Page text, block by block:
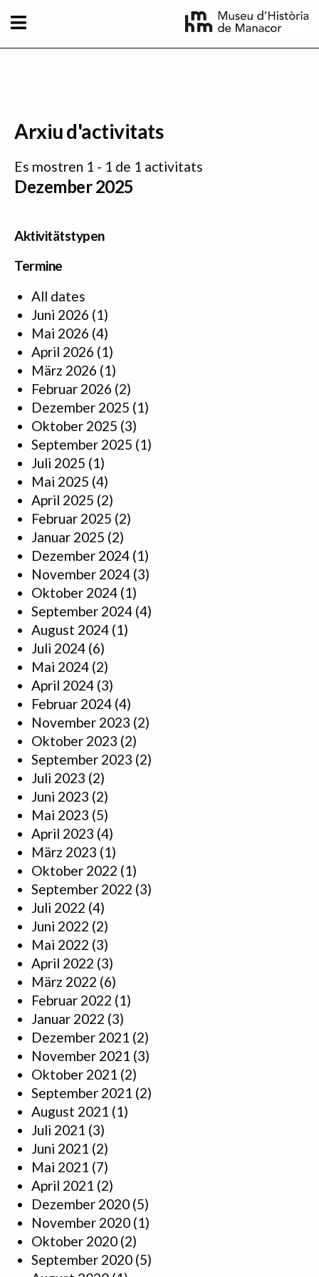
Arxiu d'activitats
Es mostren 1 - 1 de 1 activitats
Dezember 2025
Aktivitätstypen
Termine
All dates
Juni 2026 (1)
Mai 2026 (4)
April 2026 (1)
März 2026 (1)
Februar 2026 (2)
Dezember 2025 (1)
Oktober 2025 (3)
September 2025 (1)
Juli 2025 (1)
Mai 2025 (4)
April 2025 (2)
Februar 2025 (2)
Januar 2025 (2)
Dezember 2024 (1)
November 2024 (3)
Oktober 2024 (1)
September 2024 (4)
August 2024 (1)
Juli 2024 (6)
Mai 2024 (2)
April 2024 (3)
Februar 2024 (4)
November 2023 (2)
Oktober 2023 (2)
September 2023 (2)
Juli 2023 (2)
Juni 2023 (2)
Mai 2023 (5)
April 2023 (4)
März 2023 (1)
Oktober 2022 (1)
September 2022 (3)
Juli 2022 (4)
Juni 2022 (2)
Mai 2022 (3)
April 2022 (3)
März 2022 (6)
Februar 2022 (1)
Januar 2022 (3)
Dezember 2021 (2)
November 2021 (3)
Oktober 2021 (2)
September 2021 (2)
August 2021 (1)
Juli 2021 (3)
Juni 2021 (2)
Mai 2021 (7)
April 2021 (2)
Dezember 2020 (5)
November 2020 (1)
Oktober 2020 (2)
September 2020 (5)